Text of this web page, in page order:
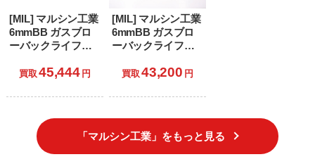
[MIL] マルシン工業
6mmBB ガスブロ
ーバックライフル
ストック ダーク×ダ
以上専用)
買取 45,444 円
[MIL] マルシン工業
6mmBB ガスブロ
ーバックライフル
ナストック ダーク×
歳以上専用)
買取 43,200 円
「マルシン工業」をもっと見る